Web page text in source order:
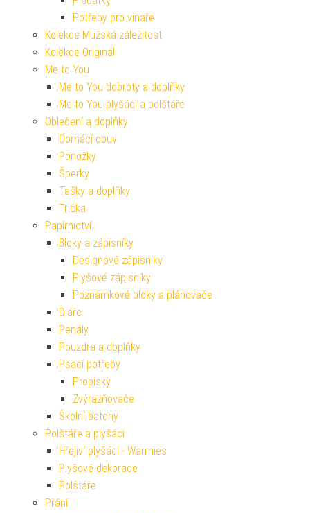
Potřeby pro vinaře
Kolekce Mužská záležitost
Kolekce Originál
Me to You
Me to You dobroty a doplňky
Me to You plyšáci a polštáře
Oblečení a doplňky
Domácí obuv
Ponožky
Šperky
Tašky a doplňky
Trička
Papírnictví
Bloky a zápisníky
Designové zápisníky
Plyšové zápisníky
Poznámkové bloky a plánovače
Diáře
Penály
Pouzdra a doplňky
Psací potřeby
Propisky
Zvýrazňovače
Školní batohy
Polštáře a plyšáci
Hřejiví plyšáci - Warmies
Plyšové dekorace
Polštáře
Přání